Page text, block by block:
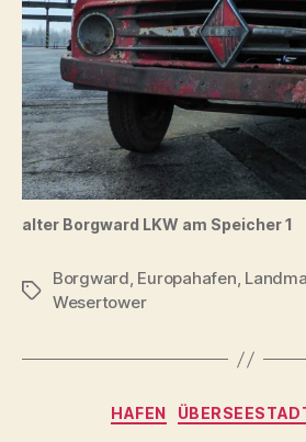
alter Borgward LKW am Speicher 1
Schlagwörter
Borgward, Europahafen,
Wesertower
HAFEN